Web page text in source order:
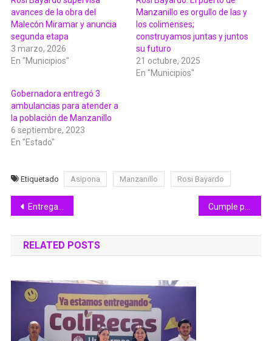
avances de la obra del
Malecón Miramar y anuncia
segunda etapa
3 marzo, 2026
En "Municipios"
Manzanillo es orgullo de las y
los colimenses;
construyamos juntas y juntos
su futuro
21 octubre, 2025
En "Municipios"
Gobernadora entregó 3
ambulancias para atender a
la población de Manzanillo
6 septiembre, 2023
En "Estado"
Etiquetado Asipona Manzanillo Rosi Bayardo
Navegación
de
entradas
Entregan Premio Ternium-Tec de Colima a 22 profesionistas
RELATED POSTS